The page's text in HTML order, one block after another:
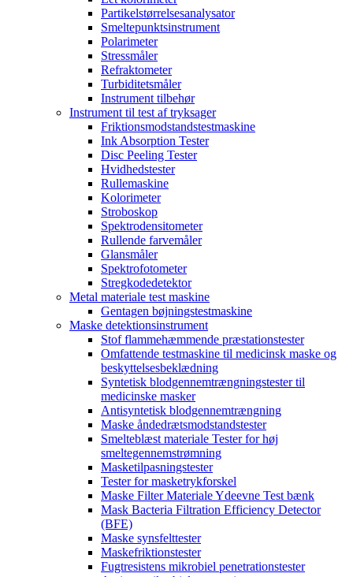
Partikelstørrelsesanalysator
Smeltepunktsinstrument
Polarimeter
Stressmåler
Refraktometer
Turbiditetsmåler
Instrument tilbehør
Instrument til test af tryksager
Friktionsmodstandstestmaskine
Ink Absorption Tester
Disc Peeling Tester
Hvidhedstester
Rullemaskine
Kolorimeter
Stroboskop
Spektrodensitometer
Rullende farvemåler
Glansmåler
Spektrofotometer
Stregkodedetektor
Metal materiale test maskine
Gentagen bøjningstestmaskine
Maske detektionsinstrument
Stof flammehæmmende præstationstester
Omfattende testmaskine til medicinsk maske og
beskyttelsesbeklædning
Syntetisk blodgennemtrængningstester til
medicinske masker
Antisyntetisk blodgennemtrængning
Maske åndedrætsmodstandstester
Smelteblæst materiale Tester for høj
smeltegennemstrømning
Masketilpasningstester
Tester for masketrykforskel
Maske Filter Materiale Ydeevne Test bænk
Mask Bacteria Filtration Efficiency Detector
(BFE)
Maske synsfelttester
Maskefriktionstester
Fugtresistens mikrobiel penetrationstester